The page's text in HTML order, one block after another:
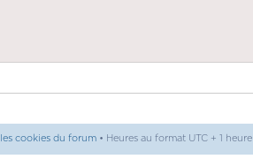
cookies du forum • Heures au format UTC + 1 heure